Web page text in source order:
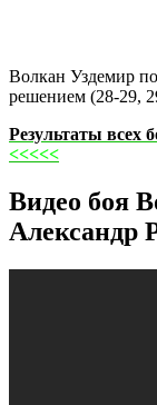
Волкан Уздемир
решением (28-29,
Результаты всех
<<<<<
Видео боя
Александр